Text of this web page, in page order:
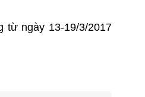
từ ngày 13-19/3/2017